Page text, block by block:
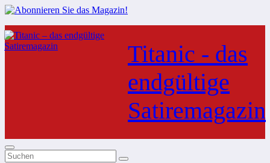
Zum
Inhalt
springen
Titanic - das
endgültige
Satiremagazin